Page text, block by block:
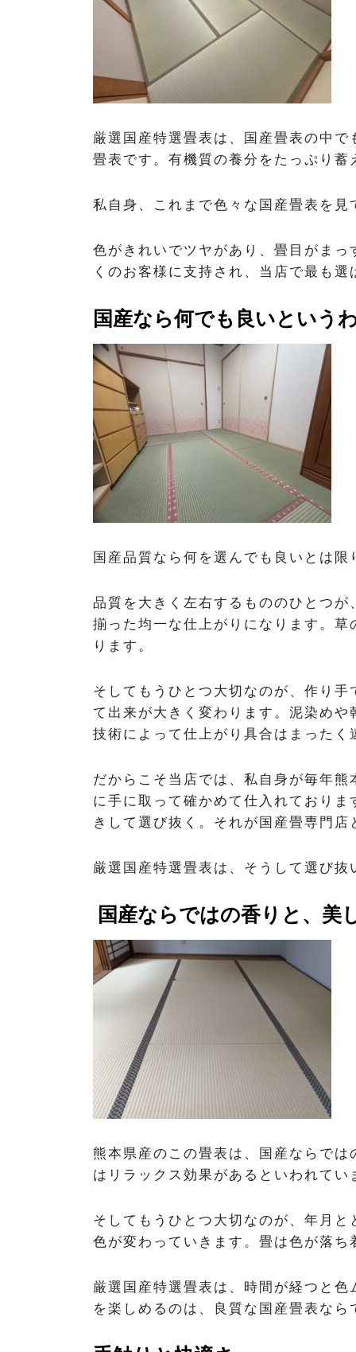
厳選国産特選畳表は、国産畳表の中
畳表です。有機質の養分をたっぷり
私自身、これまで色々な国産畳表を
色がきれいでツヤがあり、畳目がま
くのお客様に支持され、当店で最も
国産なら何でも良いという
国産品質なら何を選んでも良いとは
品質を大きく左右するもののひとつ
揃った均一な仕上がりになります。
ります。
そしてもうひとつ大切なのが、作り
て出来が大きく変わります。泥染め
技術によって仕上がり具合はまったく
だからこそ当店では、私自身が毎年
に手に取って確かめて仕入れており
きして選び抜く。それが国産畳専門
厳選国産特選畳表は、そうして選び
国産ならではの香りと、美
熊本県産のこの畳表は、国産ならで
はリラックス効果があるといわれてい
そしてもうひとつ大切なのが、年月
色が変わっていきます。畳は色が落
厳選国産特選畳表は、時間が経つと
を楽しめるのは、良質な国産畳表なら